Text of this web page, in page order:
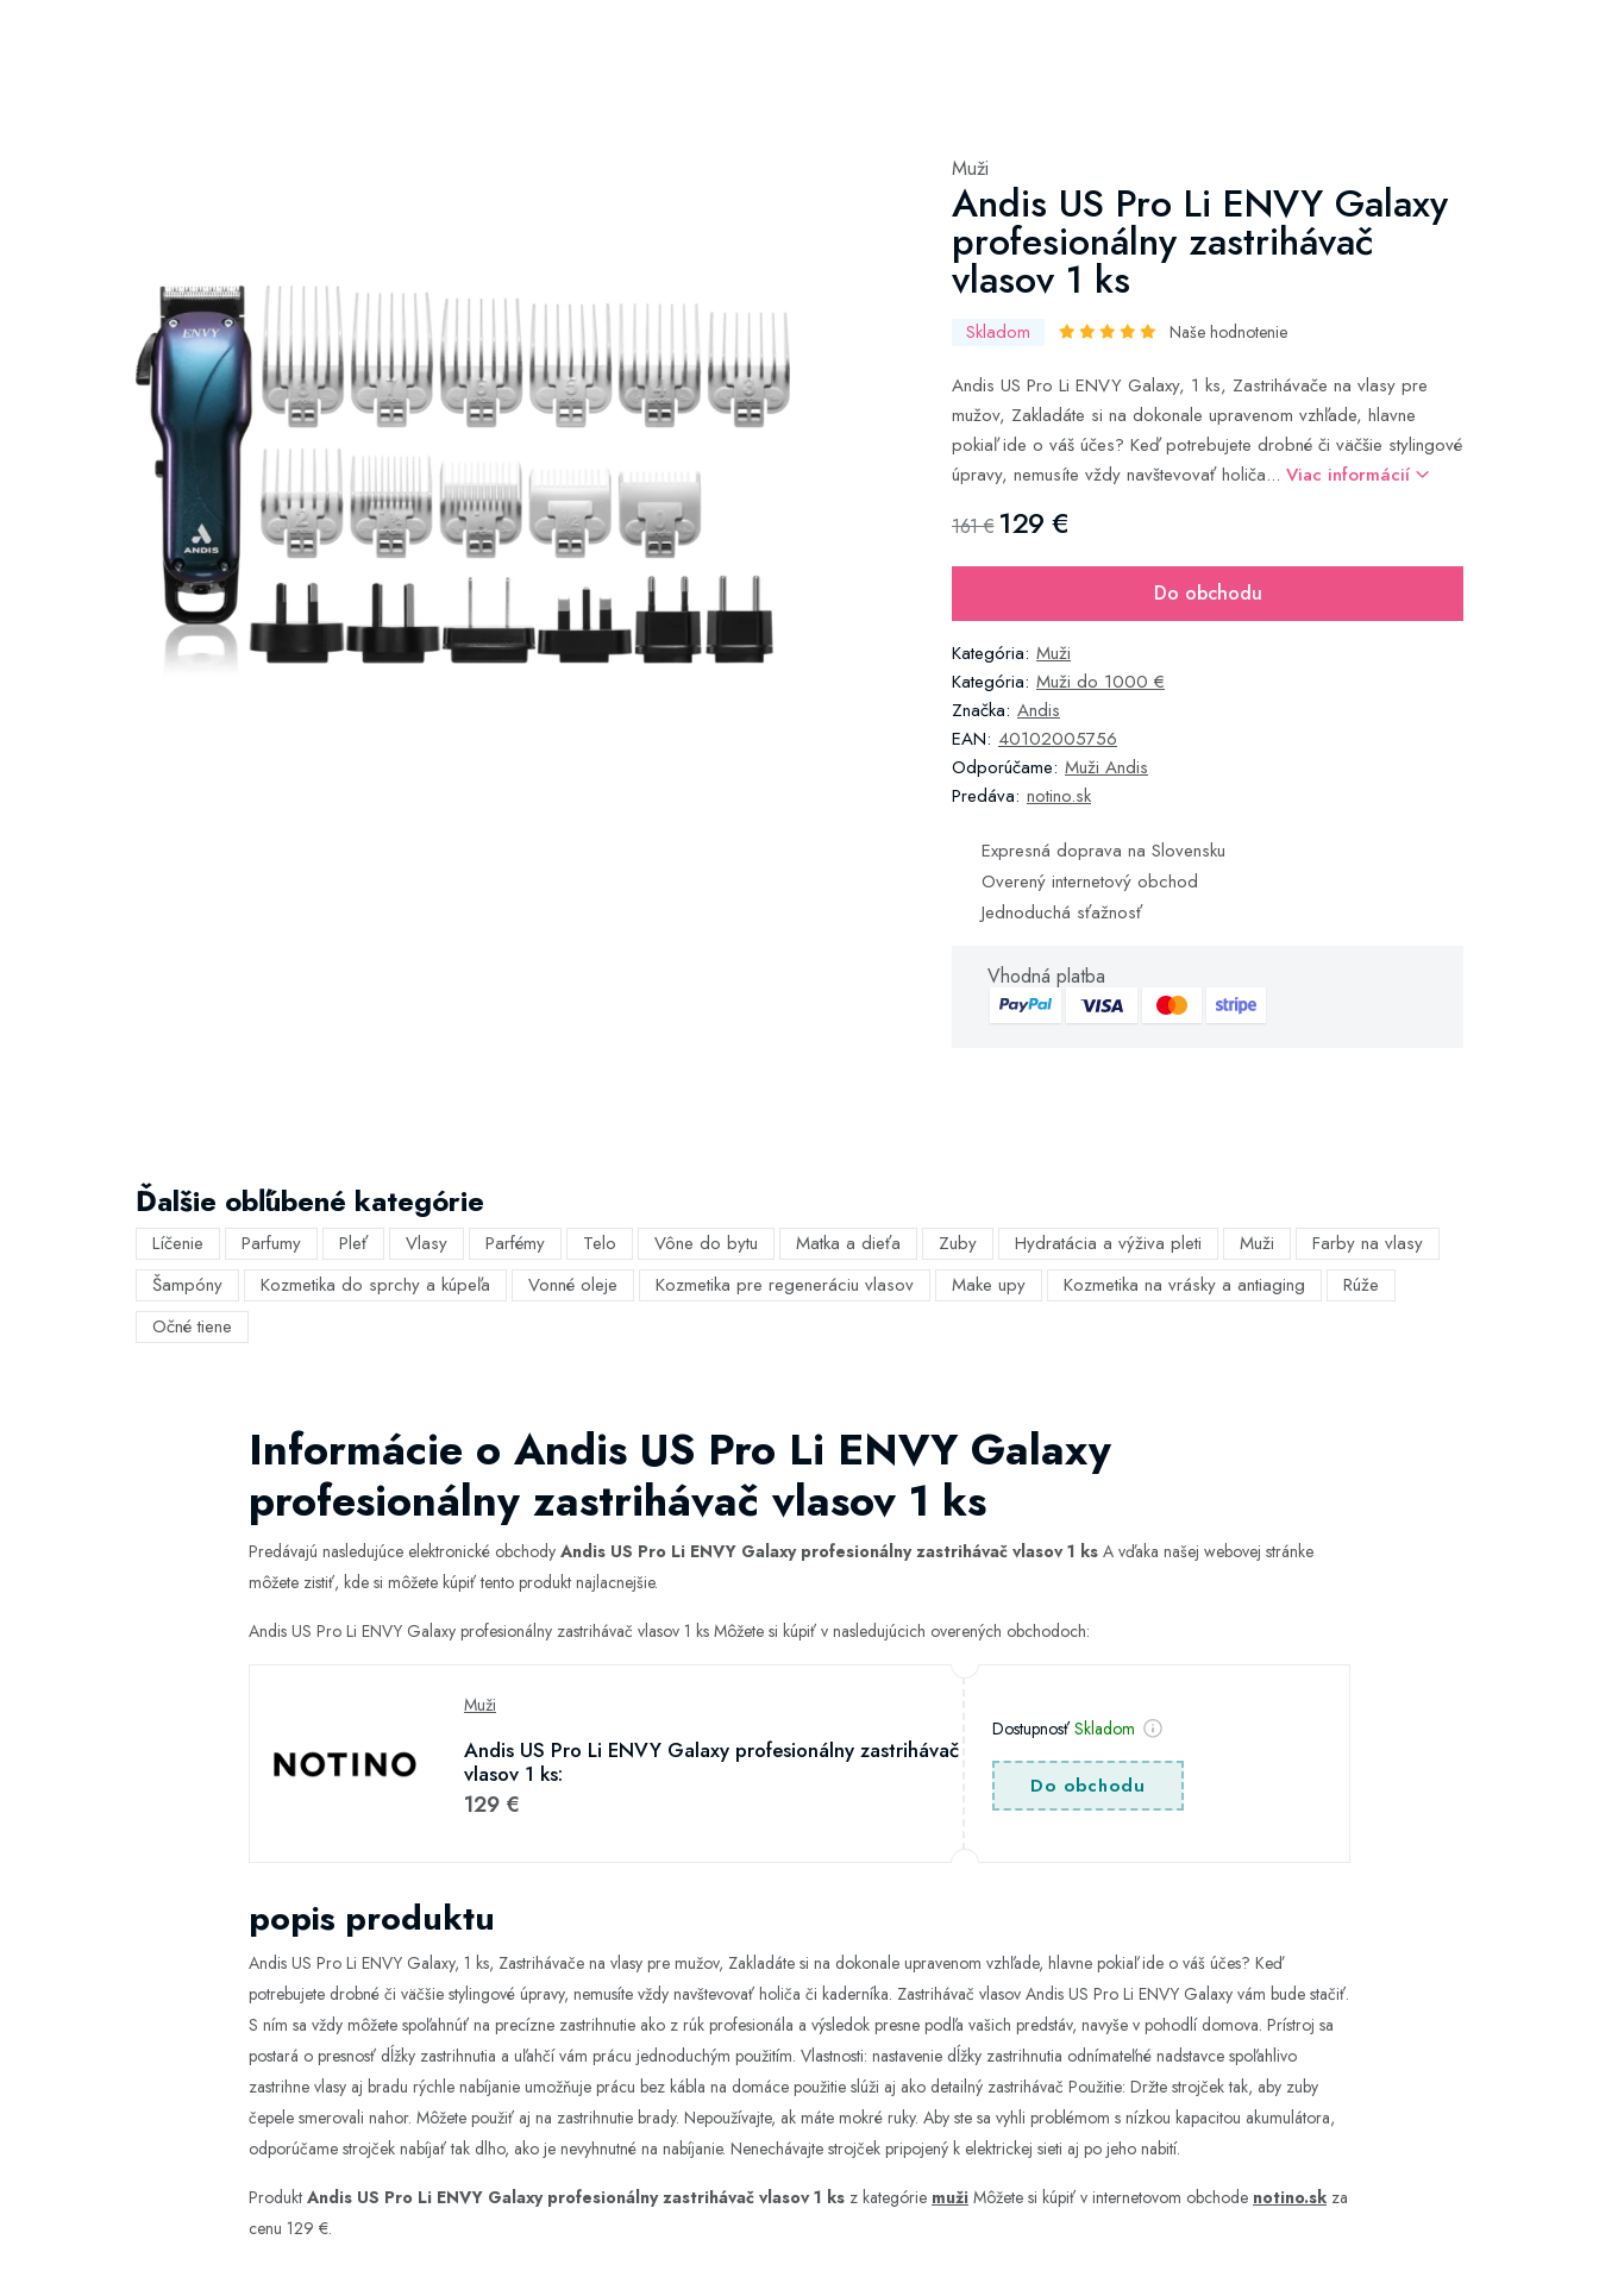
Muži
Andis US Pro Li ENVY Galaxy
profesionálny zastrihávač
vlasov 1 ks
Skladom Naše hodnotenie
Andis US Pro Li ENVY Galaxy, 1 ks, Zastrihávače na vlasy pre
mužov, Zakladáte si na dokonale upravenom vzhľade, hlavne
pokiaľ ide o váš účes? Keď potrebujete drobné či väčšie stylingové
úpravy, nemusíte vždy navštevovať holiča... Viac informácií
161 € 129 €
Do obchodu
Kategória: Muži
Kategória: Muži do 1000 €
Značka: Andis
EAN: 40102005756
Odporúčame: Muži Andis
Predáva: notino.sk
Expresná doprava na Slovensku
Overený internetový obchod
Jednoduchá sťažnosť
Vhodná platba
Ďalšie obľúbené kategórie
Líčenie Parfumy Pleť Vlasy Parfémy Telo Vône do bytu Matka a dieťa Zuby Hydratácia a výživa pleti Muži
Farby na vlasy
Šampóny
Kozmetika do sprchy a kúpeľa Vonné oleje Kozmetika pre regeneráciu vlasov Make upy Kozmetika na vrásky a antiaging
Rúže
Očné tiene
Informácie o Andis US Pro Li ENVY Galaxy
profesionálny zastrihávač vlasov 1 ks
Predávajú nasledujúce elektronické obchody Andis US Pro Li ENVY Galaxy profesionálny zastrihávač vlasov 1 ks A vďaka našej webovej stránke
môžete zistiť, kde si môžete kúpiť tento produkt najlacnejšie.
Andis US Pro Li ENVY Galaxy profesionálny zastrihávač vlasov 1 ks Môžete si kúpiť v nasledujúcich overených obchodoch:
Muži
Andis US Pro Li ENVY Galaxy profesionálny zastrihávač
vlasov 1 ks:
129 €
DostupnosťSkladom
Do obchodu
popis produktu
Andis US Pro Li ENVY Galaxy, 1 ks, Zastrihávače na vlasy pre mužov, Zakladáte si na dokonale upravenom vzhľade, hlavne pokiaľ ide o váš účes? Keď
potrebujete drobné či väčšie stylingové úpravy, nemusíte vždy navštevovať holiča či kaderníka. Zastrihávač vlasov Andis US Pro Li ENVY Galaxy vám bude stačiť.
S ním sa vždy môžete spoľahnúť na precízne zastrihnutie ako z rúk profesionála a výsledok presne podľa vašich predstáv, navyše v pohodlí domova. Prístroj sa
postará o presnosť dĺžky zastrihnutia a uľahčí vám prácu jednoduchým použitím. Vlastnosti: nastavenie dĺžky zastrihnutia odnímateľné nadstavce spoľahlivo
zastrihne vlasy aj bradu rýchle nabíjanie umožňuje prácu bez kábla na domáce použitie slúži aj ako detailný zastrihávač Použitie: Držte strojček tak, aby zuby
čepele smerovali nahor. Môžete použiť aj na zastrihnutie brady. Nepoužívajte, ak máte mokré ruky. Aby ste sa vyhli problémom s nízkou kapacitou akumulátora,
odporúčame strojček nabíjať tak dlho, ako je nevyhnutné na nabíjanie. Nenechávajte strojček pripojený k elektrickej sieti aj po jeho nabití.
Produkt Andis US Pro Li ENVY Galaxy profesionálny zastrihávač vlasov 1 ks z kategórie muži Môžete si kúpiť v internetovom obchode notino.sk za
cenu 129 €.